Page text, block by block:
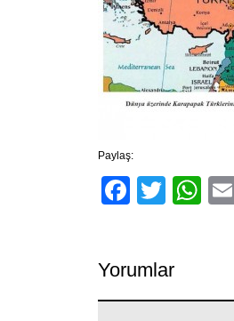
Paylaş:
Yorumlar